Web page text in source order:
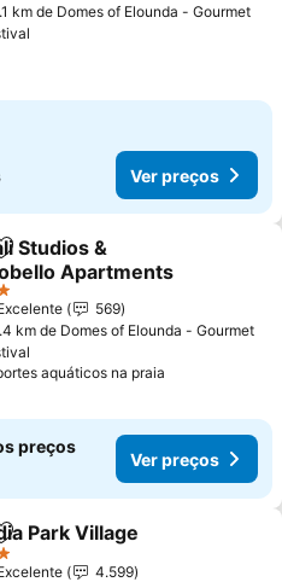
km de Domes of Elounda - Gourmet
Ver preços
Adicionar aos favoritos
Studios &
Apartments
569
km de Domes of Elounda - Gourmet
aquáticos na praia
preços
Ver preços
Adicionar aos favoritos
Park Village
4.599